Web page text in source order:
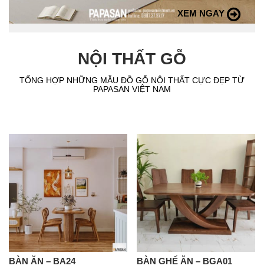
XEM NGAY
NỘI THẤT GỖ
TỔNG HỢP NHỮNG MẪU ĐỒ GỖ NỘI THẤT CỰC ĐẸP TỪ
PAPASAN VIỆT NAM
BÀN ĂN – BA24 BÀN GHẾ ĂN – BGA01